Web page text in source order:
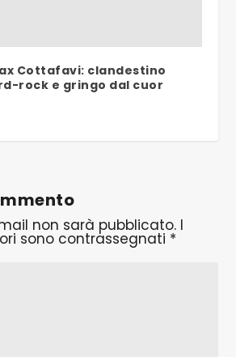
Cottafavi: clandestino
rock e gringo dal cuor
non sarà pubblicato. I
sono contrassegnati *